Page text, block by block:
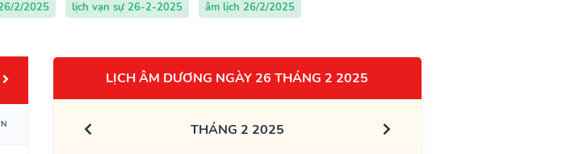
2/2025 lịch vạn sự 26-2-2025 âm lịch 26/2/2025
LỊCH ÂM DƯƠNG NGÀY 26 THÁNG 2 2025
THÁNG 2 2025